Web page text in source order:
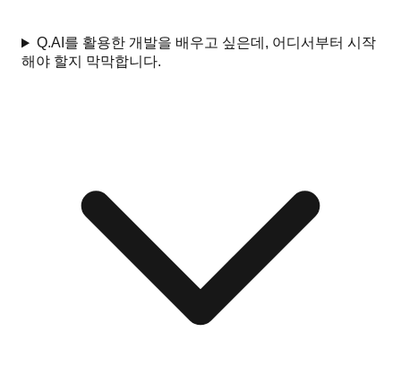
Q.AI를 활용한 개발을 배우고 싶은데, 어디서부터 시작
해야 할지 막막합니다.